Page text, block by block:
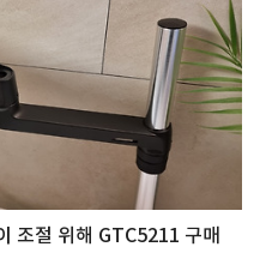
조절 위해 GTC5211 구매